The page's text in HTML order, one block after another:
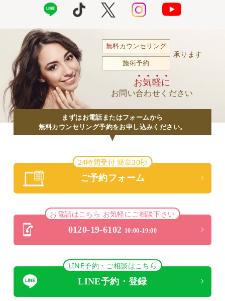
無料カウンセリング
施術予約
承ります
お気軽に
お問い合わせください
まずはお電話またはフォームから
無料カウンセリング予約をお申し込みください。
24時間受付 簡単30秒
ご予約フォーム
お電話はこちら お気軽にご相談下さい
0120-19-6102 10:00-19:00
LINE予約・ご相談はこちら
LINE予約・登録